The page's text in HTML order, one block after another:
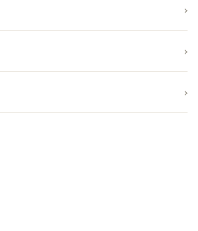
›
›
›